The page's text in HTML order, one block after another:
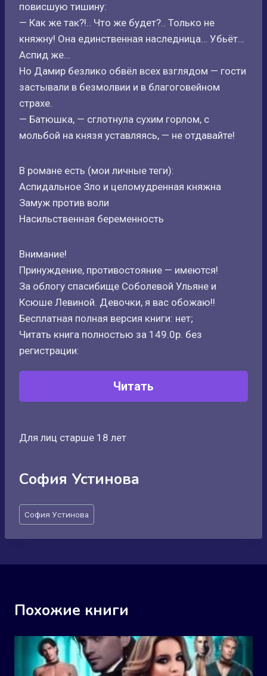
повисшую тишину:
— Как же так?!.. Что же будет?.. Только не
княжну! Она единственная наследница… Убьёт…
Аспид же…
Но Дамир безлико обвёл всех взглядом — гости
застывали в безмолвии и в благоговейном
страхе.
— Батюшка, — сглотнула сухим горлом, с
мольбой на князя уставляясь, — не отдавайте!
В романе есть (мои личные теги):
Аспидальное Зло и целомудренная княжна
Замуж против воли
Насильственная беременность
Внимание!
Принуждение, противостояние — имеются!
За облогу спасибище Соболевой Ульяне и
Ксюше Левиной. Девочки, я вас обожаю!!
Бесплатная полная версия книги: нет;
Читать книга полностью за 149.0р. без
регистрации:
Читать
Для лиц старше 18 лет
София Устинова
Метки
записи:
София Устинова
Похожие книги